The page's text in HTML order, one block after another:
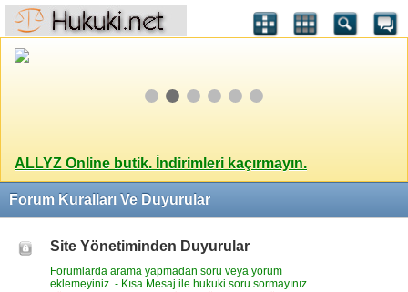
ALLYZ Online butik. İndirimleri kaçırmayın.
Forum Kuralları Ve Duyurular
Site Yönetiminden Duyurular
Forumlarda arama yapmadan soru veya yorum
eklemeyiniz. - Kısa Mesaj ile hukuki soru sormayınız.